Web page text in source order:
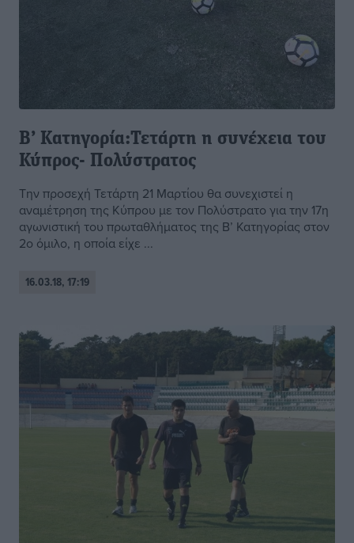
Β’ Κατηγορία:Τετάρτη η συνέχεια του
Κύπρος- Πολύστρατος
Την προσεχή Τετάρτη 21 Μαρτίου θα συνεχιστεί η
αναμέτρηση της Κύπρου με τον Πολύστρατο για την 17η
αγωνιστική του πρωταθλήματος της Β’ Κατηγορίας στον
2ο όμιλο, η οποία είχε ...
16.03.18, 17:19